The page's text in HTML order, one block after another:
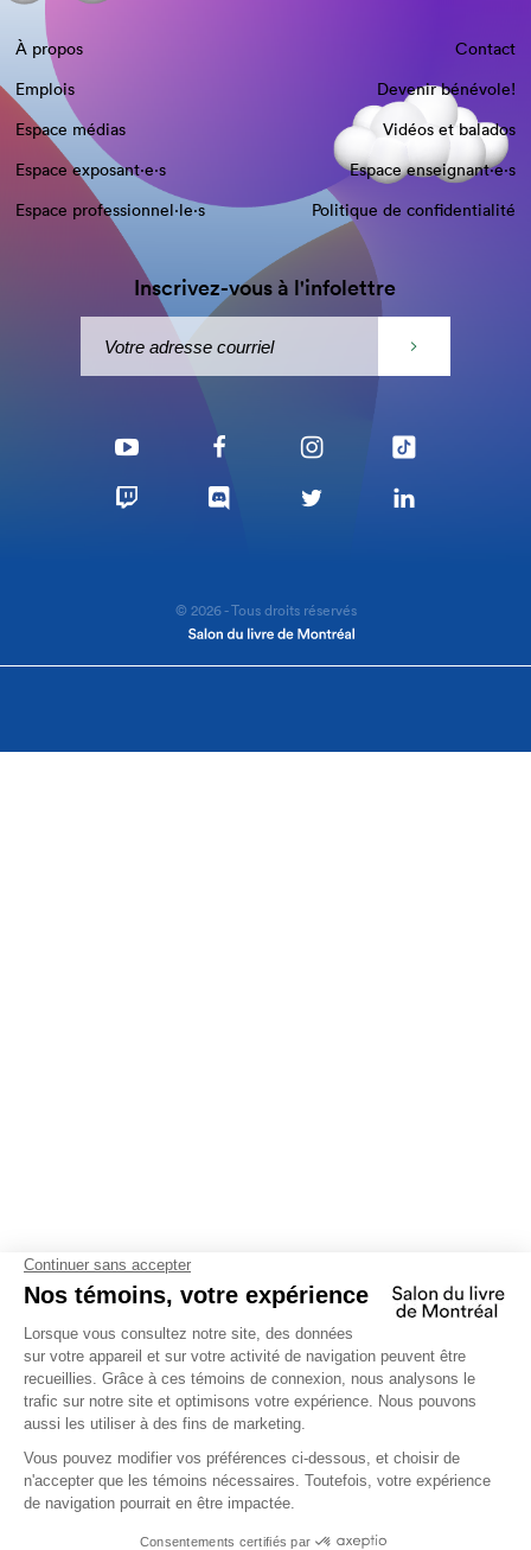
À propos
Contact
Emplois
Devenir bénévole!
Espace médias
Vidéos et balados
Espace exposant·e⋅s
Espace enseignant·e⋅s
Espace professionnel·le⋅s
Politique de confidentialité
Inscrivez-vous à l'infolettre
© 2026 - Tous droits réservés